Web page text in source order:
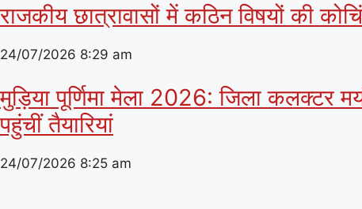
राजकीय छात्रावासों में कठिन विषयों की
24/07/2026 8:29 am
मुड़िया पूर्णिमा मेला 2026: जिला कलक्टर
पहुंचीं तैयारियां
24/07/2026 8:25 am